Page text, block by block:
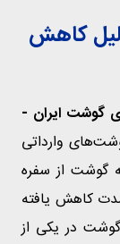
کاهش
گوشت ایران -
وارداتی
گوشت از سفره
کاهش یافته
در یکی از